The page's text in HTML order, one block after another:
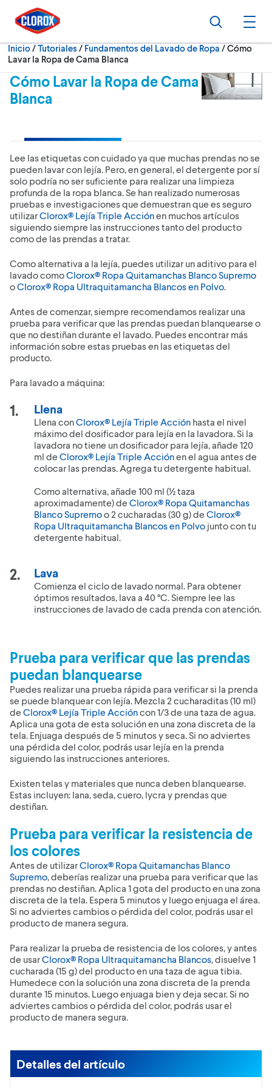
Ir al Menú principal
Ir a Contenido
Ir al Pie de página
Buscar
Inicio/Tutoriales Fundamentos del Lavado de Ropa
Cómo
Lavar la Ropa de Cama Blanca
Cómo Lavar la Ropa de Cama
Blanca
Lee las etiquetas con cuidado ya que muchas prendas no se
pueden lavar con lejía. Pero, en general, el detergente por sí
solo podría no ser suficiente para realizar una limpieza
profunda de la ropa blanca. Se han realizado numerosas
pruebas e investigaciones que demuestran que es seguro
utilizarClorox® Lejía Triple Acciónen muchos artículos
siguiendo siempre las instrucciones tanto del producto
como de las prendas a tratar.
Como alternativa a la lejía, puedes utilizar un aditivo para el
lavado comoClorox® Ropa Quitamanchas Blanco Supremo
oClorox® Ropa Ultraquitamancha Blancos en Polvo.
Antes de comenzar, siempre recomendamos realizar una
prueba para verificar que las prendas puedan blanquearse o
que no destiñan durante el lavado. Puedes encontrar más
información sobre estas pruebas en las etiquetas del
producto.
Para lavado a máquina:
Llena
Llena conClorox® Lejía Triple Acción hasta el nivel
máximo del dosificador para lejía en la lavadora. Si la
lavadora no tiene un dosificador para lejía, añade 120
ml de Clorox® Lejía Triple Acciónen el agua antes de
colocar las prendas. Agrega tu detergente habitual.
Como alternativa, añade 100 ml (½ taza
aproximadamente) de Clorox® Ropa Quitamanchas
Blanco Supremoo 2 cucharadas (30 g) de Clorox®
Ropa Ultraquitamancha Blancos en Polvo junto con tu
detergente habitual.
Lava
Comienza el ciclo de lavado normal. Para obtener
óptimos resultados, lava a 40 °C. Siempre lee las
instrucciones de lavado de cada prenda con atención.
Prueba para verificar que las prendas
puedan blanquearse
Puedes realizar una prueba rápida para verificar si la prenda
se puede blanquear con lejía. Mezcla 2 cucharaditas (10 ml)
de Clorox® Lejía Triple Accióncon 1/3 de una taza de agua.
Aplica una gota de esta solución en una zona discreta de la
tela. Enjuaga después de 5 minutos y seca. Si no adviertes
una pérdida del color, podrás usar lejía en la prenda
siguiendo las instrucciones anteriores.
Existen telas y materiales que nunca deben blanquearse.
Estas incluyen: lana, seda, cuero, lycra y prendas que
destiñan.
Prueba para verificar la resistencia de
los colores
Antes de utilizarClorox® Ropa Quitamanchas Blanco
Supremo, deberías realizar una prueba para verificar que las
prendas no destiñan. Aplica 1 gota del producto en una zona
discreta de la tela. Espera 5 minutos y luego enjuaga el área.
Si no adviertes cambios o pérdida del color, podrás usar el
producto de manera segura.
Para realizar la prueba de resistencia de los colores, y antes
de usarClorox® Ropa Ultraquitamancha Blancos, disuelve 1
cucharada (15 g) del producto en una taza de agua tibia.
Humedece con la solución una zona discreta de la prenda
durante 15 minutos. Luego enjuaga bien y deja secar. Si no
adviertes cambios o pérdida del color, podrás usar el
producto de manera segura.
Detalles del artículo